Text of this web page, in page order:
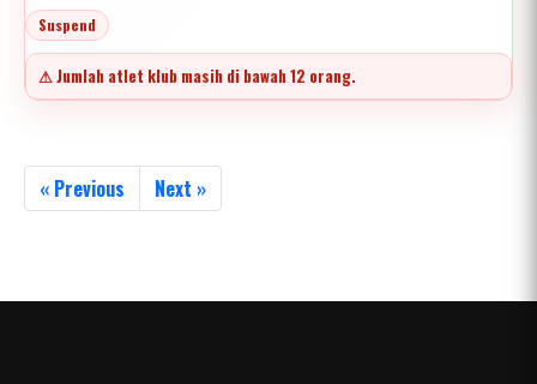
Suspend
⚠ Jumlah atlet klub masih di bawah 12 orang.
« Previous Next »